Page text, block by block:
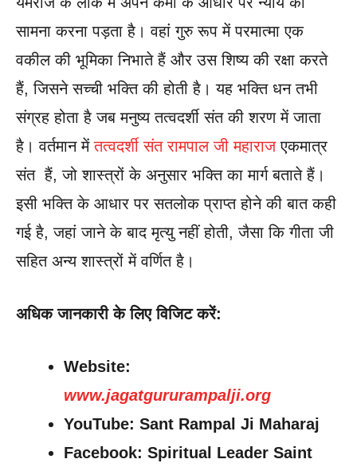
सामना करना पड़ता है। वहां गुरु रूप में परमात्मा एक
वकील की भूमिका निभाते हैं और उस शिष्य की रक्षा करते
हैं, जिसने सच्ची भक्ति की होती है। यह भक्ति धन तभी
संग्रह होता है जब मनुष्य तत्वदर्शी संत की शरण में जाता
है। वर्तमान मेंतत्वदर्शी संत रामपाल जी महाराजएकमात्र
संत हैं, जो शास्त्रों के अनुसार भक्ति का मार्ग बताते हैं।
इसी भक्ति के आधार पर सतलोक प्राप्त होने की बात कही
गई है, जहां जाने के बाद मृत्यु नहीं होती, जैसा कि गीता जी
सहित अन्य शास्त्रों में वर्णित है।
अधिक जानकारी के लिए विजिट करें:
Website:
www.jagatgururampalji.org
YouTube: Sant Rampal Ji Maharaj
Facebook: Spiritual Leader Saint